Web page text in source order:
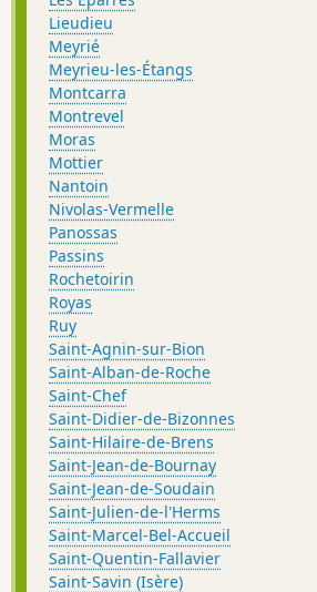
Lieudieu
Meyrié
Meyrieu-les-Étangs
Montcarra
Montrevel
Moras
Mottier
Nantoin
Nivolas-Vermelle
Panossas
Passins
Rochetoirin
Royas
Ruy
Saint-Agnin-sur-Bion
Saint-Alban-de-Roche
Saint-Chef
Saint-Didier-de-Bizonnes
Saint-Hilaire-de-Brens
Saint-Jean-de-Bournay
Saint-Jean-de-Soudain
Saint-Julien-de-l'Herms
Saint-Marcel-Bel-Accueil
Saint-Quentin-Fallavier
Saint-Savin (Isère)